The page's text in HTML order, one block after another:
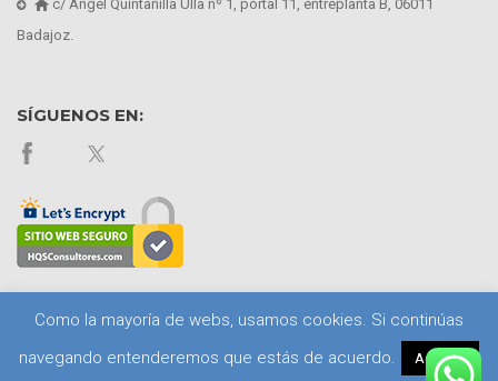
c/ Ángel Quintanilla Ulla nº 1, portal 11, entreplanta B, 06011
Badajoz.
SÍGUENOS EN:
Copyright HQS Consultores | Diseño y desarrollo Web MonoGráfica
Como la mayoría de webs, usamos cookies. Si continúas
navegando entenderemos que estás de acuerdo.
Aceptar